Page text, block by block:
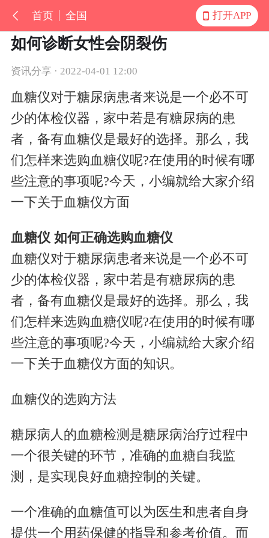
首页 全国 打开APP
如何诊断女性会阴裂伤
资讯分享 · 2022-04-01 12:00
血糖仪对于糖尿病患者来说是一个必不可
少的体检仪器，家中若是有糖尿病的患
者，备有血糖仪是最好的选择。那么，我
们怎样来选购血糖仪呢?在使用的时候有哪
些注意的事项呢?今天，小编就给大家介绍
一下关于血糖仪方面
血糖仪 如何正确选购血糖仪
血糖仪对于糖尿病患者来说是一个必不可
少的体检仪器，家中若是有糖尿病的患
者，备有血糖仪是最好的选择。那么，我
们怎样来选购血糖仪呢?在使用的时候有哪
些注意的事项呢?今天，小编就给大家介绍
一下关于血糖仪方面的知识。
血糖仪的选购方法
糖尿病人的血糖检测是糖尿病治疗过程中
一个很关键的环节，准确的血糖自我监
测，是实现良好血糖控制的关键。
一个准确的血糖值可以为医生和患者自身
提供一个用药保健的指导和参考价值。而